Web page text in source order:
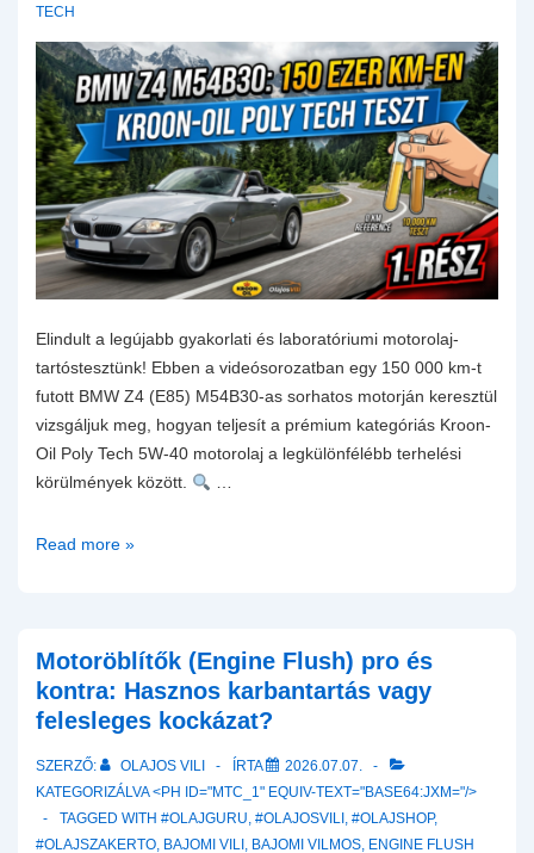
TECH
​Elindult a legújabb gyakorlati és laboratóriumi motorolaj-
tartóstesztünk! Ebben a videósorozatban egy 150 000 km-t
futott BMW Z4 (E85) M54B30-as sorhatos motorján keresztül
vizsgáljuk meg, hogyan teljesít a prémium kategóriás Kroon-
Oil Poly Tech 5W-40 motorolaj a legkülönfélébb terhelési
körülmények között. ​
…
a
150
ezer
es
BMW
Read more »
Motoröblítők (Engine Flush) pro és
kontra: Hasznos karbantartás vagy
felesleges kockázat?
SZERZŐ: OLAJOS VILI ÍRTA
2026.07.07.
KATEGORIZÁLVA <PH ID="MTC_1" EQUIV-TEXT="BASE64:JXM="/>
TAGGED WITH #OLAJGURU, #OLAJOSVILI , #OLAJSHOP,
#OLAJSZAKERTO, BAJOMI VILI , BAJOMI VILMOS, ENGINE FLUSH